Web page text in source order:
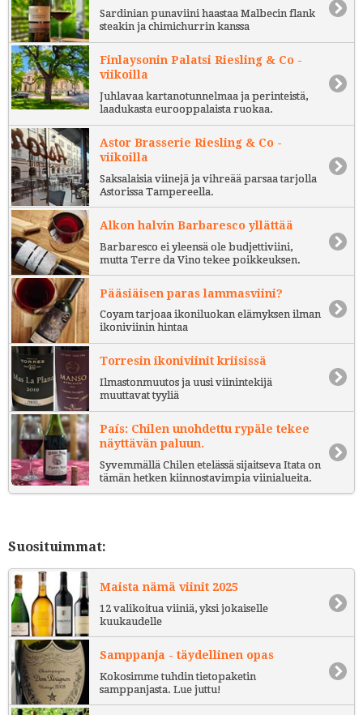
Sardinian punaviini haastaa Malbecin flank
steakin ja chimichurrin kanssa
Finlaysonin Palatsi Riesling & Co -
viikoilla
Juhlavaa kartanotunnelmaa ja perinteistä,
laadukasta eurooppalaista ruokaa.
Astor Brasserie Riesling & Co -
viikoilla
Saksalaisia viinejä ja vihreää parsaa tarjolla
Astorissa Tampereella.
Alkon halvin Barbaresco yllättää
Barbaresco ei yleensä ole budjettiviini,
mutta Terre da Vino tekee poikkeuksen.
Pääsiäisen paras lammasviini?
Coyam tarjoaa ikoniluokan elämyksen ilman
ikoniviinin hintaa
Torresin ikoniviinit kriisissä
Ilmastonmuutos ja uusi viinintekijä
muuttavat tyyliä
País: Chilen unohdettu rypäle tekee
näyttävän paluun.
Syvemmällä Chilen etelässä sijaitseva Itata on
tämän hetken kiinnostavimpia viinialueita.
Suosituimmat:
Maista nämä viinit 2025
12 valikoitua viiniä, yksi jokaiselle
kuukaudelle
Samppanja - täydellinen opas
Kokosimme tuhdin tietopaketin
samppanjasta. Lue juttu!